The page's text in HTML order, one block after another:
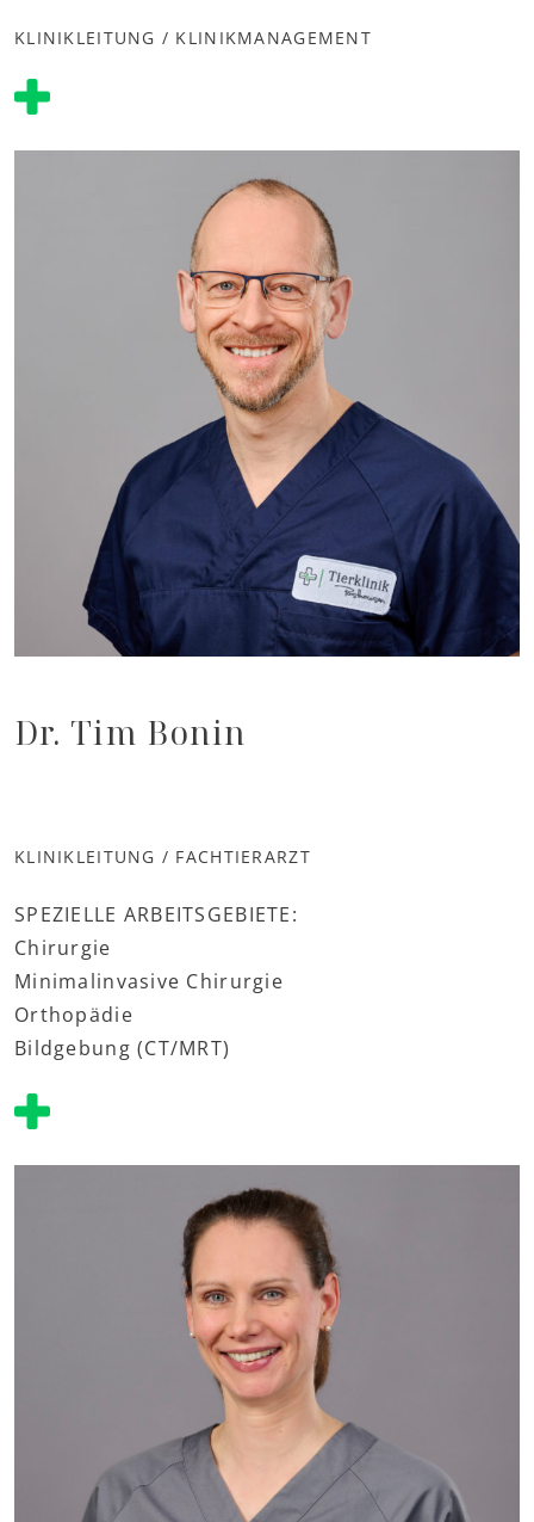
KLINIKLEITUNG / KLINIKMANAGEMENT
Dr. Tim Bonin
KLINIKLEITUNG / FACHTIERARZT
SPEZIELLE ARBEITSGEBIETE:
Chirurgie
Minimalinvasive Chirurgie
Orthopädie
Bildgebung (CT/MRT)